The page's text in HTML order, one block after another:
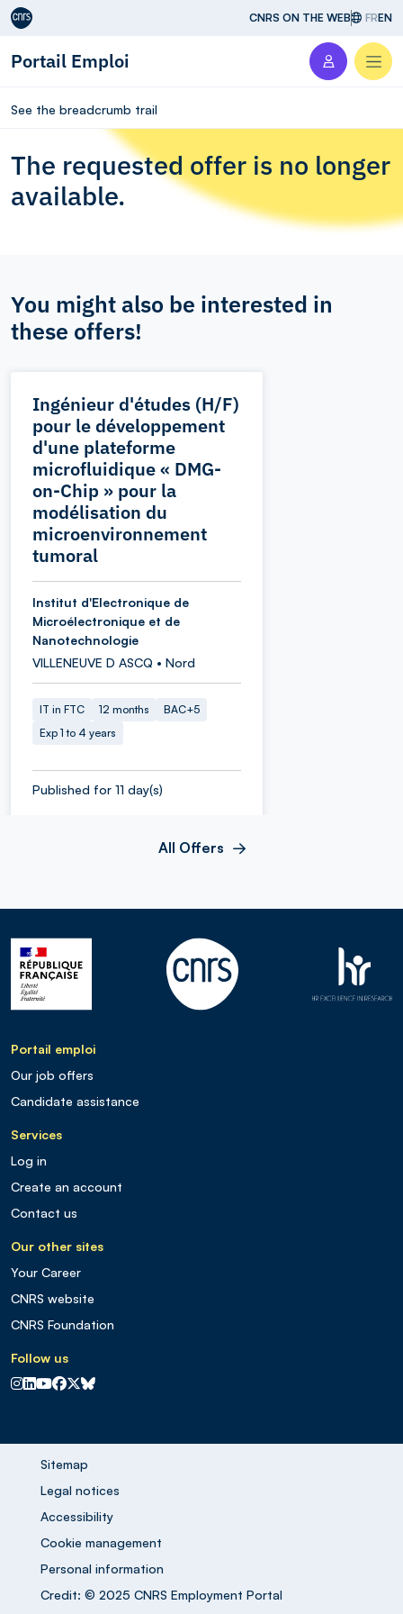
Aller au contenu CNRS ON THE WEB FREN
Portail Emploi
See the breadcrumb trail
The requested offer is no longer
available.
You might also be interested in
these offers!
Ingénieur d'études (H/F)
pour le développement
d'une plateforme
microfluidique « DMG-
on-Chip » pour la
modélisation du
microenvironnement
tumoral
Institut d'Electronique de
Microélectronique et de
Nanotechnologie
VILLENEUVE D ASCQ • Nord
IT in FTC 12 months
BAC+5
Exp 1 to 4 years
Published for 11 day(s)
All Offers
Portail emploi
Our job offers
Candidate assistance
Services
Log in
Create an account
Contact us
Our other sites
Your Career
CNRS website
CNRS Foundation
Follow us
CNRS sur Instagram
CNRS sur Linkedin
CNRS sur Youtube
CNRS sur Facebook
CNRS sur X
CNRS sur Blus sky
Sitemap
Legal notices
Accessibility
Cookie management
Personal information
Credit: © 2025 CNRS Employment Portal